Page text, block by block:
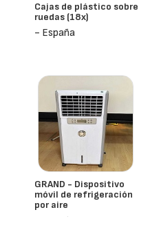
Cajas de plástico sobre
ruedas (18x)
- España
GRAND - Dispositivo
móvil de refrigeración
por aire
- España